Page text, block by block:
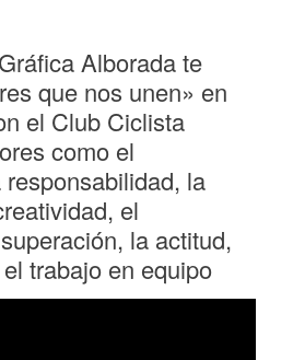
Alborada te
que nos unen» en
el Club Ciclista
como el
la
el
la actitud,
trabajo en equipo